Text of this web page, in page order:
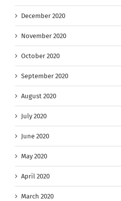
December 2020
November 2020
October 2020
September 2020
August 2020
July 2020
June 2020
May 2020
April 2020
March 2020